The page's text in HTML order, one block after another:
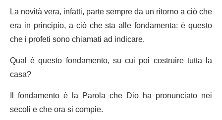
La novità vera, infatti, parte sempre da un ritorno a ciò che
era in principio, a ciò che sta alle fondamenta: è questo
che i profeti sono chiamati ad indicare.
Qual è questo fondamento, su cui poi costruire tutta la
casa?
Il fondamento è la Parola che Dio ha pronunciato nei
secoli e che ora si compie.